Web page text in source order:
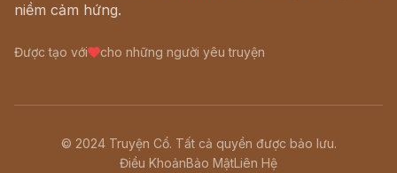
niềm cảm hứng.
Được tạo với cho những người yêu truyện
© 2024 Truyện Cổ. Tất cả quyền được bảo lưu.
Điều KhoảnBảo MậtLiên Hệ